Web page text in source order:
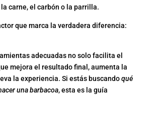
carne, el carbón o la parrilla.
que marca la verdadera diferencia:
adecuadas no solo facilita el
mejora el resultado final, aumenta la
la experiencia. Si estás buscandoqué
una barbacoa, esta es la guía